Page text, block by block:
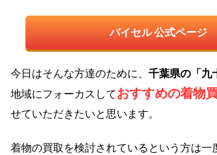
バイセル 公式ページ
今日はそんな方達のために、 千葉県の「九
地域にフォーカスしておすすめの着物
せていただきたいと思います。
着物の買取を検討されているという方は一